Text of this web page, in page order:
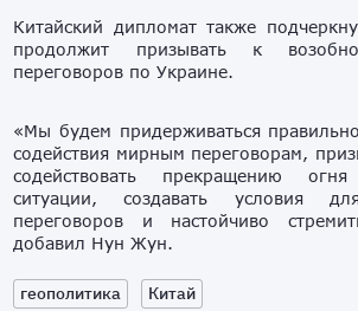
Китайский дипломат также
продолжит призывать к
переговоров по Украине.
«Мы будем придерживаться
содействия мирным переговорам,
содействовать прекращению
ситуации, создавать условия
переговоров и настойчиво
добавил Нун Жун.
геополитика Китай